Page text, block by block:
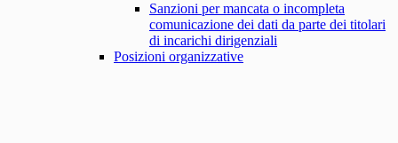
Sanzioni per mancata o incompleta
comunicazione dei dati da parte dei titolari
di incarichi dirigenziali
Posizioni organizzative